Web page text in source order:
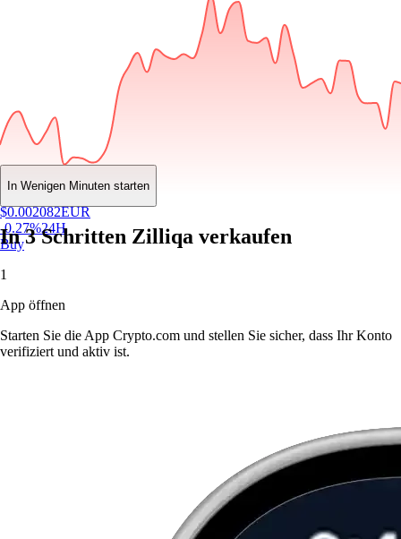
$0.002082EUR
-0.27%24H
Buy
In Wenigen Minuten starten
In 3 Schritten Zilliqa verkaufen
1
App öffnen
Starten Sie die App Crypto.com und stellen Sie sicher, dass Ihr Konto
verifiziert und aktiv ist.